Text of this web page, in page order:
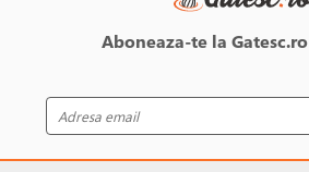
Aboneaza-te la